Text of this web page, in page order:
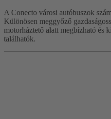
A Conecto városi autóbuszok
Különösen meggyőző
motorháztető alatt megbízható és
találhatók.